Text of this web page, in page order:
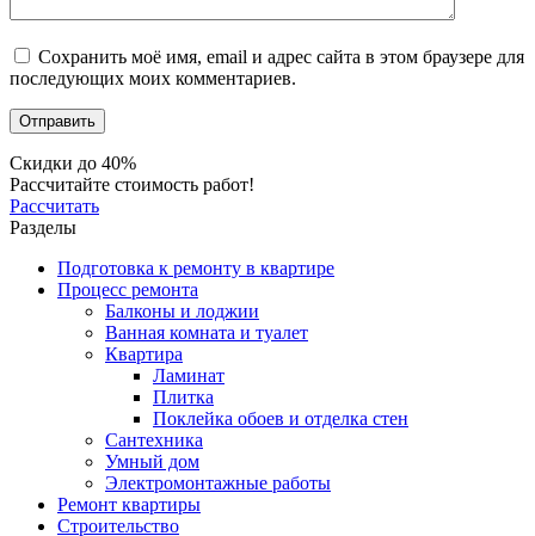
Сохранить моё имя, email и адрес сайта в этом браузере для
последующих моих комментариев.
Скидки до 40%
Рассчитайте стоимость работ!
Рассчитать
Разделы
Подготовка к ремонту в квартире
Процесс ремонта
Балконы и лоджии
Ванная комната и туалет
Квартира
Ламинат
Плитка
Поклейка обоев и отделка стен
Сантехника
Умный дом
Электромонтажные работы
Ремонт квартиры
Строительство